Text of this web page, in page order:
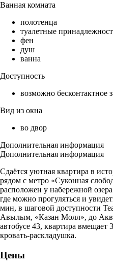
Ванная комната
полотенца
туалетные
фен
душ
ванна
Доступность
возможно бесконтактное
Вид из окна
во двор
Дополнительная информация
Дополнительная информация
Сдаётся уютная квартира в
рядом с метро «Суконная
расположен у набережной
где можно прогуляться и
мин, в шаговой доступности
Авылым, «Казан Молл», до
автобусе 43, квартира вмещает
кровать-раскладушка.
Цены